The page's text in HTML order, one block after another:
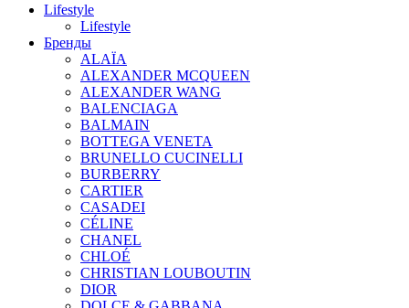
Lifestyle
Lifestyle
Бренды
ALAÏA
ALEXANDER MCQUEEN
ALEXANDER WANG
BALENCIAGA
BALMAIN
BOTTEGA VENETA
BRUNELLO CUCINELLI
BURBERRY
CARTIER
CASADEI
CÉLINE
CHANEL
CHLOÉ
CHRISTIAN LOUBOUTIN
DIOR